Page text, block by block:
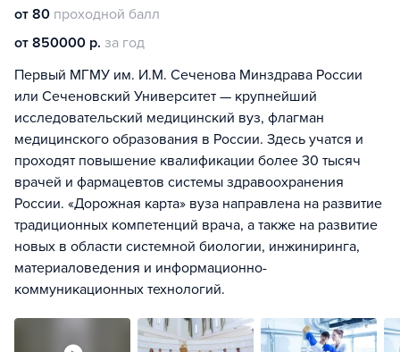
от 80 проходной балл
от 850000 р. за год
Первый МГМУ им. И.М. Сеченова Минздрава России
или Сеченовский Университет — крупнейший
исследовательский медицинский вуз, флагман
медицинского образования в России. Здесь учатся и
проходят повышение квалификации более 30 тысяч
врачей и фармацевтов системы здравоохранения
России. «Дорожная карта» вуза направлена на развитие
традиционных компетенций врача, а также на развитие
новых в области системной биологии, инжиниринга,
материаловедения и информационно-
коммуникационных технологий.